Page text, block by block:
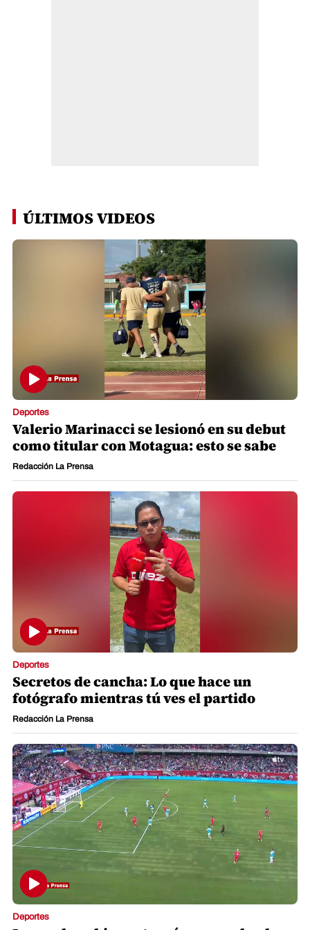
ÚLTIMOS VIDEOS
Deportes
Valerio Marinacci se lesionó en su debut
como titular con Motagua: esto se sabe
Redacción La Prensa
Deportes
Secretos de cancha: Lo que hace un
fotógrafo mientras tú ves el partido
Redacción La Prensa
Deportes